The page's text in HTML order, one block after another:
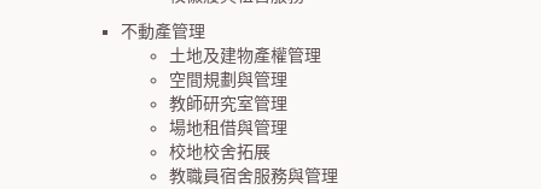
不動產管理
土地及建物產權管理
空間規劃與管理
教師研究室管理
場地租借與管理
校地校舍拓展
教職員宿舍服務與管理